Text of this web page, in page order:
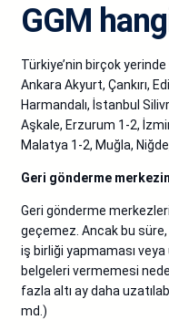
GGM
Türkiye’nin birçok yerinde
Ankara Akyurt, Çankırı,
Harmandalı, İstanbul
Aşkale, Erzurum 1-2,
Malatya 1-2, Muğla,
Geri gönderme
Geri gönderme
geçemez. Ancak bu süre,
iş birliği yapmaması
belgeleri vermemesi
fazla altı ay daha
md.)